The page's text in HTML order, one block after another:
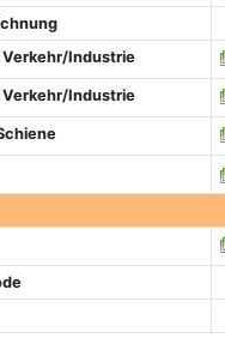
Industrie
Industrie